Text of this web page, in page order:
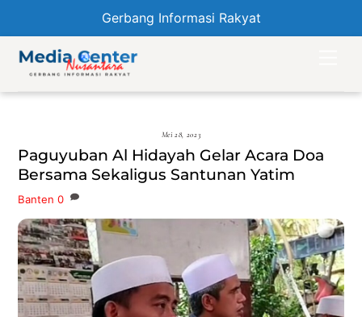
Gerbang Informasi Rakyat
content
Mei 28, 2023
Paguyuban Al Hidayah Gelar Acara Doa
Bersama Sekaligus Santunan Yatim
Banten 0